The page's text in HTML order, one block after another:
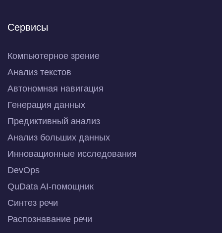
Сервисы
Компьютерное зрение
Анализ текстов
Автономная навигация
Генерация данных
Предиктивный анализ
Анализ больших данных
Инновационные исследования
DevOps
QuData AI-помощник
Синтез речи
Распознавание речи